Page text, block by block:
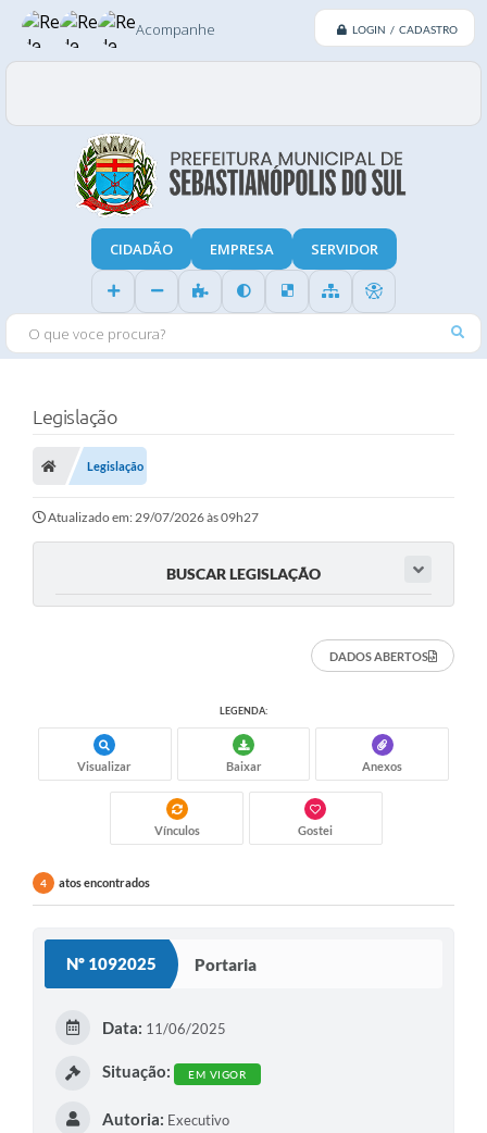
LOGIN / CADASTRO
O QUE VOCE PROCURA?
Acompanhe
CIDADÃO EMPRESA SERVIDOR
Legislação
Legislação
Atualizado em: 29/07/2026 às 09h27
BUSCAR LEGISLAÇÃO
DADOS ABERTOS
LEGENDA:
Visualizar Baixar Anexos
Vínculos Gostei
4 atos encontrados
Nº 1092025 Portaria
Data: 11/06/2025
Situação: EM VIGOR
Autoria: Executivo